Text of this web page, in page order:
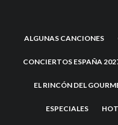
ALGUNAS CANCIONES
CONCIERTOS ESPAÑA
EL RINCÓN DEL
ESPECIALES